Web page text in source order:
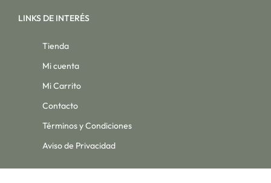
LINKS DE INTERÉS
Tienda
Mi cuenta
Mi Carrito
Contacto
Términos y Condiciones
Aviso de Privacidad